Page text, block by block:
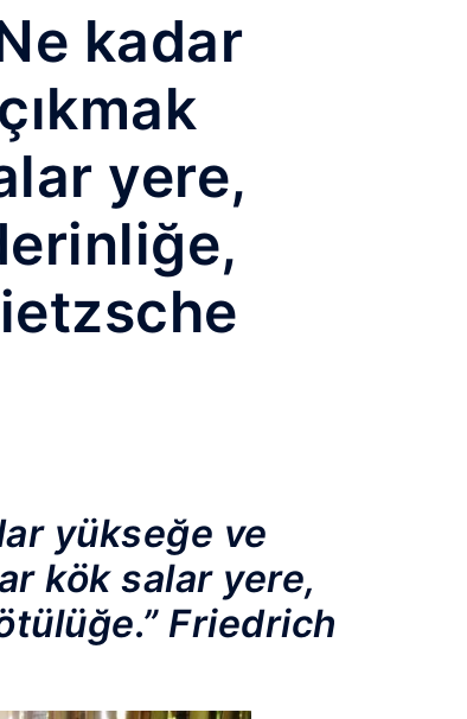
kadar
yere,
yükseğe ve
kök salar yere,
Friedrich